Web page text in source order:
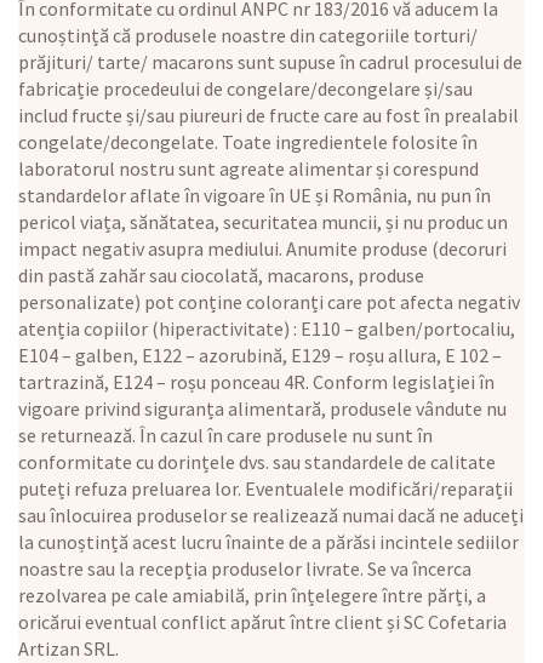
În conformitate cu ordinul ANPC nr 183/2016 vă aducem la
cunoștință că produsele noastre din categoriile torturi/
prăjituri/ tarte/ macarons sunt supuse în cadrul procesului de
fabricație procedeului de congelare/decongelare și/sau
includ fructe și/sau piureuri de fructe care au fost în prealabil
congelate/decongelate. Toate ingredientele folosite în
laboratorul nostru sunt agreate alimentar și corespund
standardelor aflate în vigoare în UE și România, nu pun în
pericol viața, sănătatea, securitatea muncii, și nu produc un
impact negativ asupra mediului. Anumite produse (decoruri
din pastă zahăr sau ciocolată, macarons, produse
personalizate) pot conține coloranți care pot afecta negativ
atenția copiilor (hiperactivitate) : E110 – galben/portocaliu,
E104 – galben, E122 – azorubină, E129 – roșu allura, E 102 –
tartrazină, E124 – roșu ponceau 4R. Conform legislației în
vigoare privind siguranța alimentară, produsele vândute nu
se returnează. În cazul în care produsele nu sunt în
conformitate cu dorințele dvs. sau standardele de calitate
puteți refuza preluarea lor. Eventualele modificări/reparații
sau înlocuirea produselor se realizează numai dacă ne aduceți
la cunoștință acest lucru înainte de a părăsi incintele sediilor
noastre sau la recepția produselor livrate. Se va încerca
rezolvarea pe cale amiabilă, prin înțelegere între părți, a
oricărui eventual conflict apărut între client și SC Cofetaria
Artizan SRL.